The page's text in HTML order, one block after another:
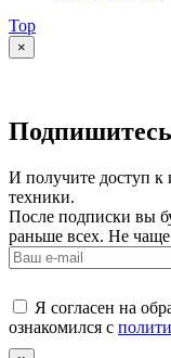
Top
×
И получите доступ к
техники.
После подписки вы
раньше всех. Не
Я согласен на
ознакомился с